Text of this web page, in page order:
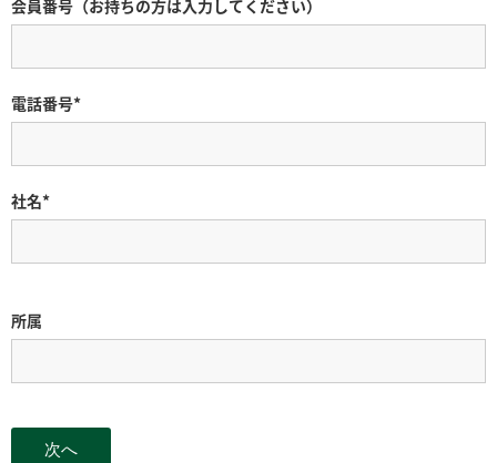
会員番号（お持ちの方は入力してください）
電話番号*
社名*
所属